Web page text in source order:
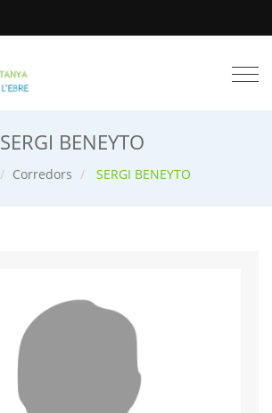
SERGI BENEYTO
Corredors SERGI BENEYTO